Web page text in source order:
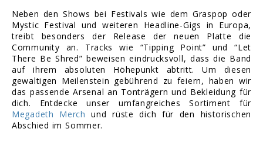
Neben den Shows bei Festivals wie dem Graspop oder
Mystic Festival und weiteren Headline-Gigs in Europa,
treibt besonders der Release der neuen Platte die
Community an. Tracks wie “Tipping Point” und “Let
There Be Shred” beweisen eindrucksvoll, dass die Band
auf ihrem absoluten Höhepunkt abtritt. Um diesen
gewaltigen Meilenstein gebührend zu feiern, haben wir
das passende Arsenal an Tonträgern und Bekleidung für
dich. Entdecke unser umfangreiches Sortiment für
Megadeth Merch und rüste dich für den historischen
Abschied im Sommer.